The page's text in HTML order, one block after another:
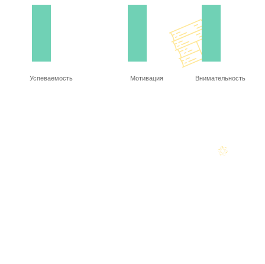
Успеваемость Мотивация Внимательность